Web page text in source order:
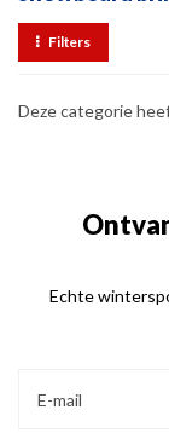
Filters
Deze categorie
Echte